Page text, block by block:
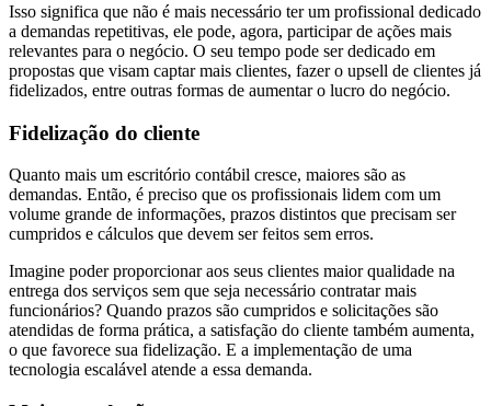
Isso significa que não é mais necessário ter um profissional dedicado
a demandas repetitivas, ele pode, agora, participar de ações mais
relevantes para o negócio. O seu tempo pode ser dedicado em
propostas que visam captar mais clientes, fazer o upsell de clientes já
fidelizados, entre outras formas de aumentar o lucro do negócio.
Fidelização do cliente
Quanto mais um escritório contábil cresce, maiores são as
demandas. Então, é preciso que os profissionais lidem com um
volume grande de informações, prazos distintos que precisam ser
cumpridos e cálculos que devem ser feitos sem erros.
Imagine poder proporcionar aos seus clientes maior qualidade na
entrega dos serviços sem que seja necessário contratar mais
funcionários? Quando prazos são cumpridos e solicitações são
atendidas de forma prática, a satisfação do cliente também aumenta,
o que favorece sua fidelização. E a implementação de uma
tecnologia escalável atende a essa demanda.